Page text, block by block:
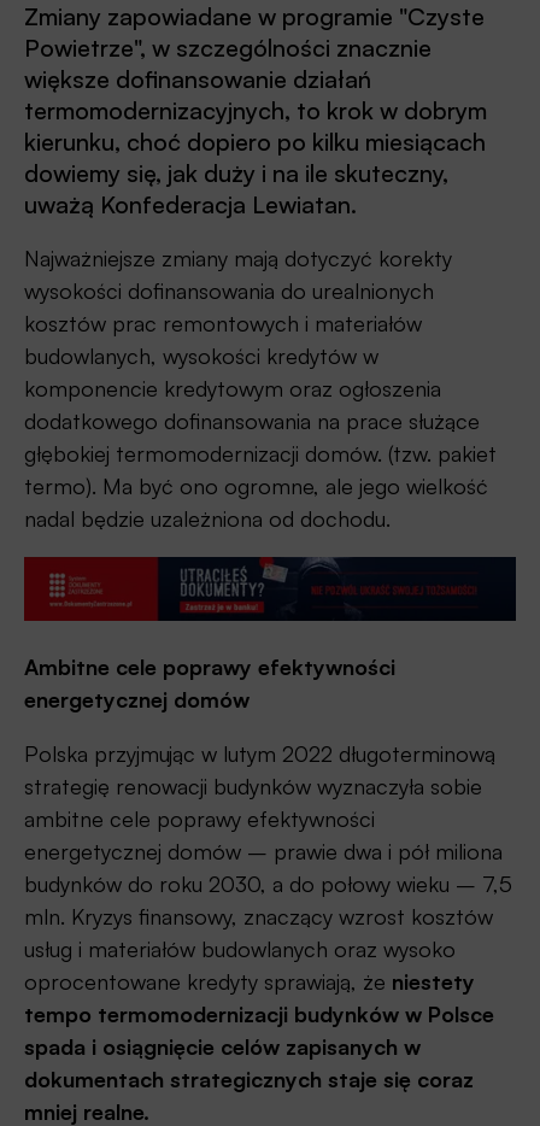
Zmiany zapowiadane w programie "Czyste
Powietrze", w szczególności znacznie
większe dofinansowanie działań
termomodernizacyjnych, to krok w dobrym
kierunku, choć dopiero po kilku miesiącach
dowiemy się, jak duży i na ile skuteczny,
uważą Konfederacja Lewiatan.
Najważniejsze zmiany mają dotyczyć korekty
wysokości dofinansowania do urealnionych
kosztów prac remontowych i materiałów
budowlanych, wysokości kredytów w
komponencie kredytowym oraz ogłoszenia
dodatkowego dofinansowania na prace służące
głębokiej termomodernizacji domów. (tzw. pakiet
termo). Ma być ono ogromne, ale jego wielkość
nadal będzie uzależniona od dochodu.
Ambitne cele poprawy efektywności
energetycznej domów
Polska przyjmując w lutym 2022 długoterminową
strategię renowacji budynków wyznaczyła sobie
ambitne cele poprawy efektywności
energetycznej domów – prawie dwa i pół miliona
budynków do roku 2030, a do połowy wieku – 7,5
mln. Kryzys finansowy, znaczący wzrost kosztów
usług i materiałów budowlanych oraz wysoko
oprocentowane kredyty sprawiają, że niestety
tempo termomodernizacji budynków w Polsce
spada i osiągnięcie celów zapisanych w
dokumentach strategicznych staje się coraz
mniej realne.